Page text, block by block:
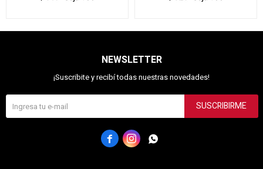
NEWSLETTER
¡Suscribite y recibí todas nuestras novedades!
SUSCRIBIRME
  